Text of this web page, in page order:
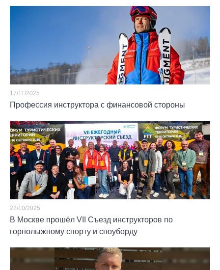
Профессия инструктора с финансовой стороны
17/11/2025
В Москве прошёл VII Съезд инструкторов по
горнолыжному спорту и сноуборду
22/10/2025